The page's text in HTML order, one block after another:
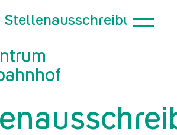
Stellenausschreibung: